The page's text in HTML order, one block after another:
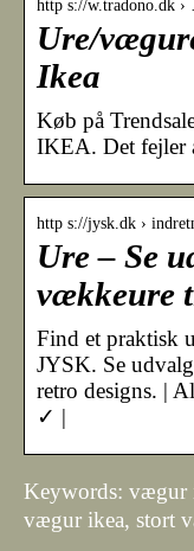
http s://w.tradono.dk ›
Ure/
Ikea
Køb på
IKEA. Det fejler
http s://jysk.dk ›
Ure – Se
vækkeure
Find et praktisk
JYSK. Se
retro designs. |
✓ |
Keywords: vægur
vægur ikea, stort